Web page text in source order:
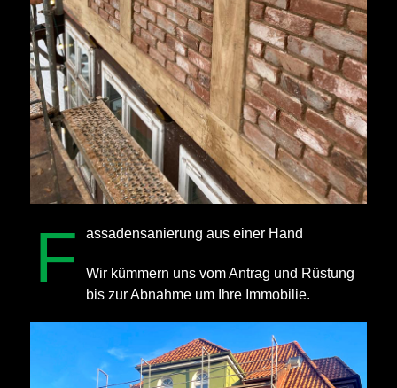
F assadensanierung aus einer Hand
Wir kümmern uns vom Antrag und Rüstung
bis zur Abnahme um Ihre Immobilie.